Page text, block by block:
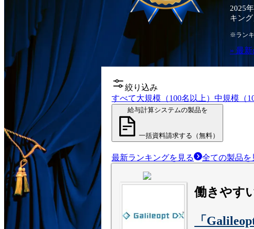
2025年
キン
※ラン
» 最
絞り込み
すべて大規模（100名以上） 中規模（
給与計算システムの製品を
一括資料請求する（無料）
最新ランキングを見る 全ての製品を
働きやす
「